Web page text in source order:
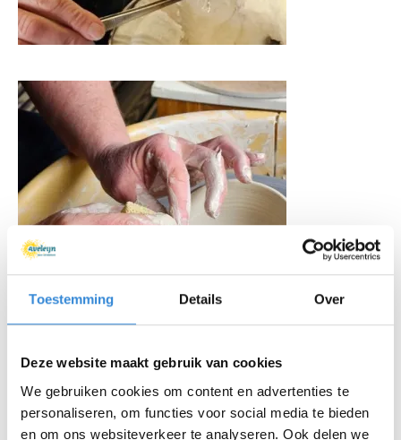
Toestemming Details Over
Deze website maakt gebruik van cookies
We gebruiken cookies om content en advertenties te
personaliseren, om functies voor social media te bieden
en om ons websiteverkeer te analyseren. Ook delen we